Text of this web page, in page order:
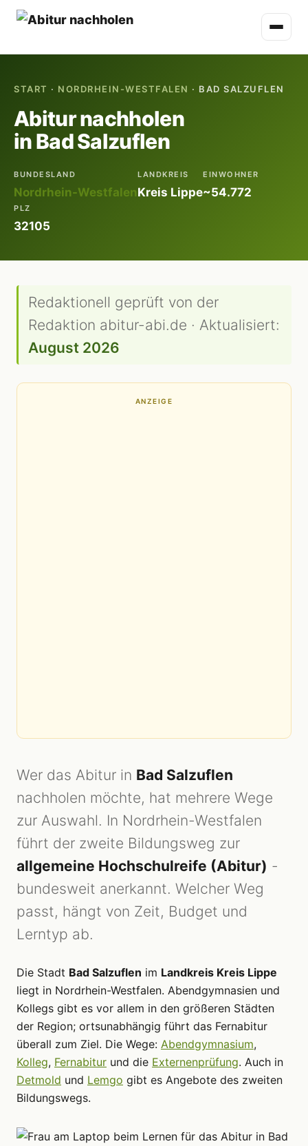
START · NORDRHEIN-WESTFALEN · BAD SALZUFLEN
Abitur nachholen
in Bad Salzuflen
BUNDESLAND
Nordrhein-Westfalen
LANDKREIS
Kreis Lippe
EINWOHNER
~54.772
PLZ
32105
Redaktionell geprüft von der
Redaktion abitur-abi.de · Aktualisiert:
August 2026
ANZEIGE
Wer das Abitur in Bad Salzuflen
nachholen möchte, hat mehrere Wege
zur Auswahl. In Nordrhein-Westfalen
führt der zweite Bildungsweg zur
allgemeine Hochschulreife (Abitur) -
bundesweit anerkannt. Welcher Weg
passt, hängt von Zeit, Budget und
Lerntyp ab.
Die Stadt Bad Salzuflen im Landkreis Kreis Lippe
liegt in Nordrhein-Westfalen. Abendgymnasien und
Kollegs gibt es vor allem in den größeren Städten
der Region; ortsunabhängig führt das Fernabitur
überall zum Ziel. Die Wege: Abendgymnasium,
Kolleg, Fernabitur und die Externenprüfung. Auch in
Detmold und Lemgo gibt es Angebote des zweiten
Bildungswegs.